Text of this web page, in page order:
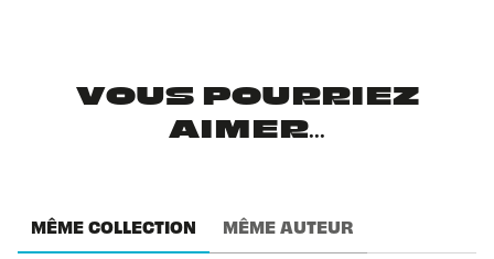
VOUS POURRIEZ
AIMER...
MÊME COLLECTION MÊME AUTEUR